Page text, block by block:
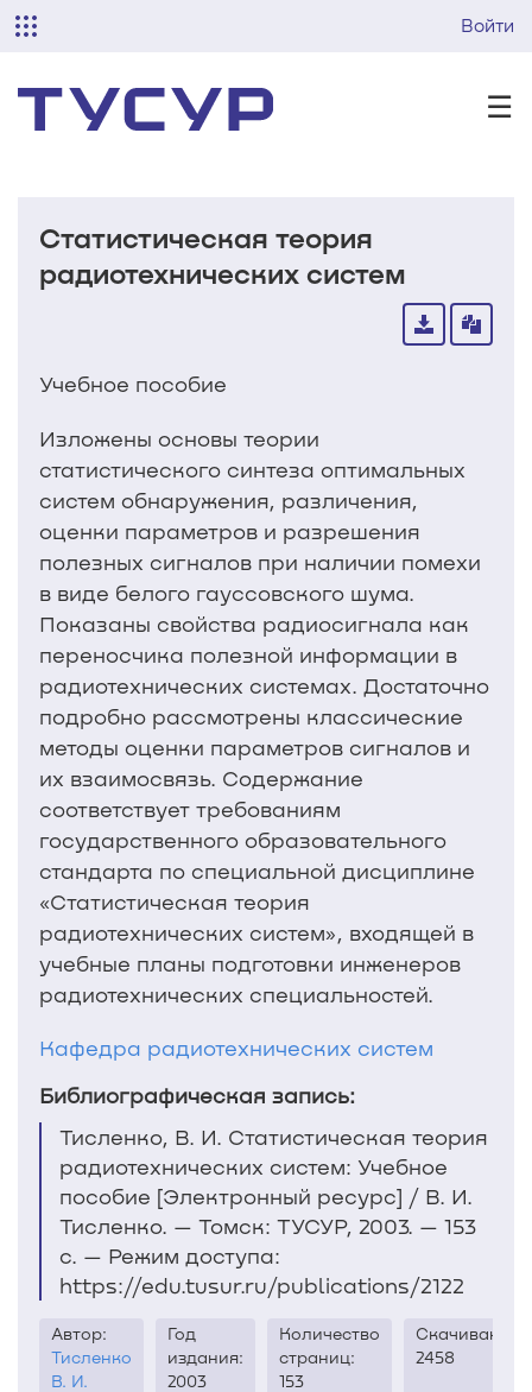
Войти
☰
Статистическая теория
радиотехнических систем
Учебное пособие
Изложены основы теории
статистического синтеза оптимальных
систем обнаружения, различения,
оценки параметров и разрешения
полезных сигналов при наличии помехи
в виде белого гауссовского шума.
Показаны свойства радиосигнала как
переносчика полезной информации в
радиотехнических системах. Достаточно
подробно рассмотрены классические
методы оценки параметров сигналов и
их взаимосвязь. Содержание
соответствует требованиям
государственного образовательного
стандарта по специальной дисциплине
«Статистическая теория
радиотехнических систем», входящей в
учебные планы подготовки инженеров
радиотехнических специальностей.
Кафедра радиотехнических систем
Библиографическая запись:
Тисленко, В. И. Статистическая теория
радиотехнических систем: Учебное
пособие [Электронный ресурс] / В. И.
Тисленко. — Томск: ТУСУР, 2003. — 153
с. — Режим доступа:
https://edu.tusur.ru/publications/2122
Автор:
Тисленко
В. И.
Год
издания:
2003
Количество
страниц:
153
Скачиваний:
2458